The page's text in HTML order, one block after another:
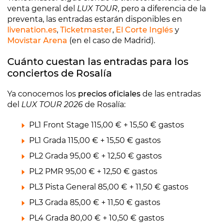
venta general del LUX TOUR, pero a diferencia de la
preventa, las entradas estarán disponibles en
livenation.es, Ticketmaster, El Corte Inglés y
Movistar Arena (en el caso de Madrid).
Cuánto cuestan las entradas para los
conciertos de Rosalía
Ya conocemos los precios oficiales de las entradas
del LUX TOUR 2026 de Rosalía:
PL1 Front Stage 115,00 € + 15,50 € gastos
PL1 Grada 115,00 € + 15,50 € gastos
PL2 Grada 95,00 € + 12,50 € gastos
PL2 PMR 95,00 € + 12,50 € gastos
PL3 Pista General 85,00 € + 11,50 € gastos
PL3 Grada 85,00 € + 11,50 € gastos
PL4 Grada 80,00 € + 10,50 € gastos